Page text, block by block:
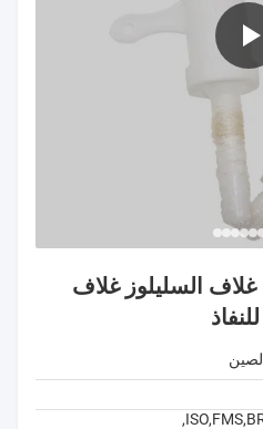
السليلوز غلاف